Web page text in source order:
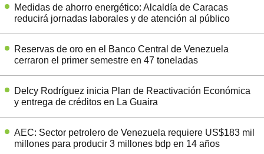
Medidas de ahorro energético: Alcaldía de Caracas
reducirá jornadas laborales y de atención al público
Reservas de oro en el Banco Central de Venezuela
cerraron el primer semestre en 47 toneladas
Delcy Rodríguez inicia Plan de Reactivación Económica
y entrega de créditos en La Guaira
AEC: Sector petrolero de Venezuela requiere US$183 mil
millones para producir 3 millones bdp en 14 años